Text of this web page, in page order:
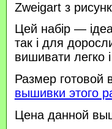
Zweigart з
Цей набір —
так і для
вишивати легко
Размер
вышивки этого
Цена данной